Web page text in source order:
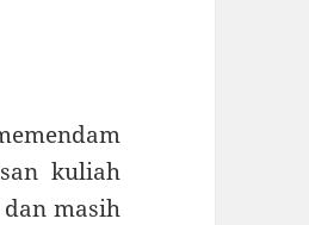
kuliah
masih